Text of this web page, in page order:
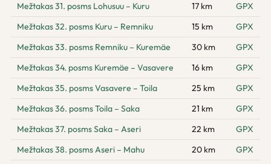
Mežtakas 31. posms Lohusuu – Kuru 17 km
GPX
Mežtakas 32. posms Kuru – Remniku
15 km
GPX
Mežtakas 33. posms Remniku – Kuremäe
30 km
GPX
Mežtakas 34. posms Kuremäe – Vasavere
16 km
GPX
Mežtakas 35. posms Vasavere – Toila
25 km
GPX
Mežtakas 36. posms Toila – Saka
21 km
GPX
Mežtakas 37. posms Saka – Aseri
22 km
GPX
Mežtakas 38. posms Aseri – Mahu
20 km
GPX